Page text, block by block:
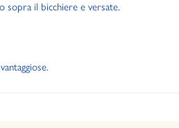
sopra il bicchiere e versate.